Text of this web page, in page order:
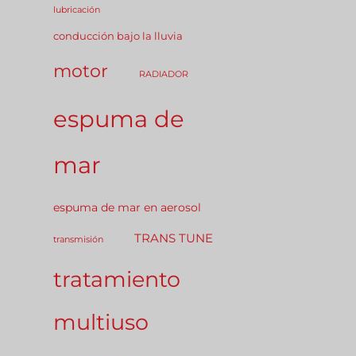
lubricación
conducción bajo la lluvia
motor RADIADOR
espuma de
mar
espuma de mar en aerosol
transmisión TRANS TUNE
tratamiento
multiuso